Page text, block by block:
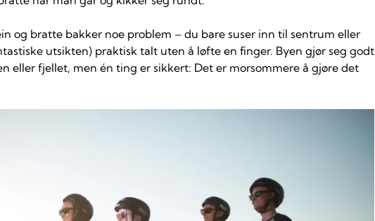
og bratte bakker noe problem – du bare suser inn til sentrum eller
utsikten) praktisk talt uten å løfte en finger. Byen gjør seg godt
eller fjellet, men én ting er sikkert: Det er morsommere å gjøre det